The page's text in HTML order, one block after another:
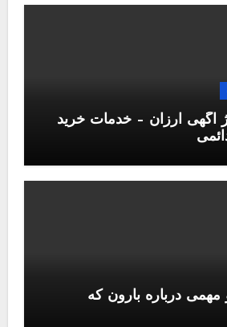
آگهی ارزان – خدمات خرید
درباره بارون که